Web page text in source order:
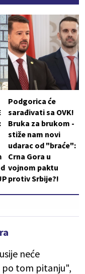
Podgorica će
sarađivati sa OVK!
Bruka za brukom -
stiže nam novi
udarac od "braće":
Crna Gora u
vojnom paktu
protiv Srbije?!
neće
po tom pitanju",